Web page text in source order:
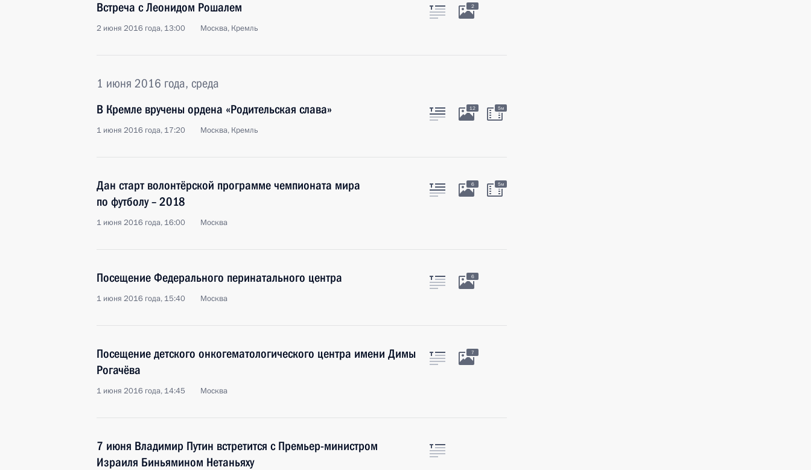
Встреча с Леонидом Рошалем
2 июня 2016 года, 13:00 Москва, Кремль
2
1 июня 2016 года, среда
В Кремле вручены ордена «Родительская слава»
1 июня 2016 года, 17:20 Москва, Кремль
12 5м
Дан старт волонтёрской программе чемпионата мира
по футболу – 2018
1 июня 2016 года, 16:00 Москва
6 5м
Посещение Федерального перинатального центра
1 июня 2016 года, 15:40 Москва
6
Посещение детского онкогематологического центра имени Димы
Рогачёва
1 июня 2016 года, 14:45 Москва
7
7 июня Владимир Путин встретится с Премьер-министром
Израиля Биньямином Нетаньяху